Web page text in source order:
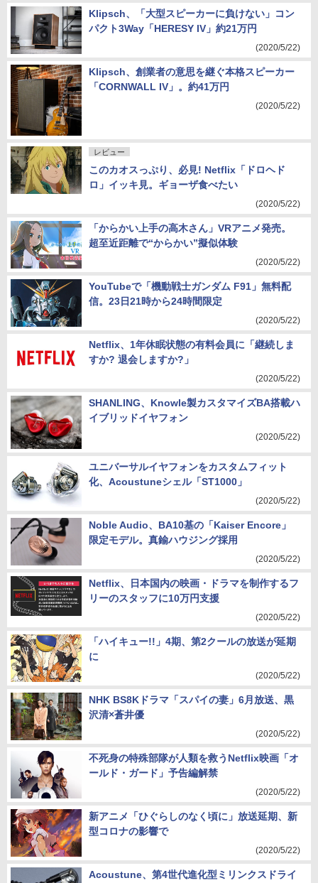
Klipsch、「大型スピーカーに負けない」コン
パクト3Way「HERESY IV」約21万円
(2020/5/22)
Klipsch、創業者の意思を継ぐ本格スピーカー
「CORNWALL IV」。約41万円
(2020/5/22)
レビュー
このカオスっぷり、必見! Netflix「ドロヘド
ロ」イッキ見。ギョーザ食べたい
(2020/5/22)
「からかい上手の高木さん」VRアニメ発売。
超至近距離で“からかい”擬似体験
(2020/5/22)
YouTubeで「機動戦士ガンダム F91」無料配
信。23日21時から24時間限定
(2020/5/22)
Netflix、1年休眠状態の有料会員に「継続しま
すか? 退会しますか?」
(2020/5/22)
SHANLING、Knowle製カスタマイズBA搭載ハ
イブリッドイヤフォン
(2020/5/22)
ユニバーサルイヤフォンをカスタムフィット
化、Acoustuneシェル「ST1000」
(2020/5/22)
Noble Audio、BA10基の「Kaiser Encore」
限定モデル。真鍮ハウジング採用
(2020/5/22)
Netflix、日本国内の映画・ドラマを制作するフ
リーのスタッフに10万円支援
(2020/5/22)
「ハイキュー!!」4期、第2クールの放送が延期
に
(2020/5/22)
NHK BS8Kドラマ「スパイの妻」6月放送、黒
沢清×蒼井優
(2020/5/22)
不死身の特殊部隊が人類を救うNetflix映画「オ
ールド・ガード」予告編解禁
(2020/5/22)
新アニメ「ひぐらしのなく頃に」放送延期、新
型コロナの影響で
(2020/5/22)
Acoustune、第4世代進化型ミリンクスドライ